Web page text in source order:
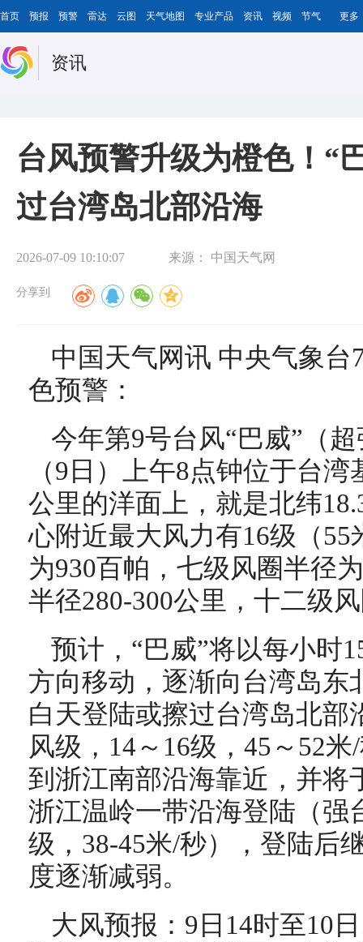
首页 预报 预警 雷达 云图 天气地图 专业产品 资讯 视频 节气 更多
资讯
台风预警升级为橙色！“
过台湾岛北部沿海
2026-07-09 10:10:07 来源： 中国天气网
分享到
中国天气网讯 中央气象台
色预警：
今年第9号台风“巴威”（
（9日）上午8点钟位于台
公里的洋面上，就是北纬
心附近最大风力有16级（
为930百帕，七级风圈半径
半径280-300公里，十二级
预计，“巴威”将以每小时
方向移动，逐渐向台湾岛东
白天登陆或擦过台湾岛北部
风级，14～16级，45～52
到浙江南部沿海靠近，并将
浙江温岭一带沿海登陆（强
级，38-45米/秒），登陆后
度逐渐减弱。
大风预报：9日14时至10